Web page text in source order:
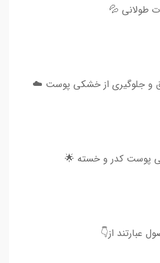
طولانی 💦
و جلوگیری از خشکی پوست ☁️
پوست کدر و خسته 🌟
عبارتند از👇